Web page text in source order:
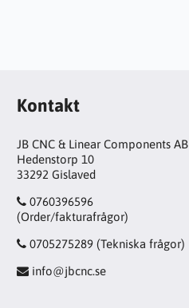
Kontakt
JB CNC & Linear Components AB
Hedenstorp 10
33292 Gislaved
0760396596
(Order/fakturafrågor)
0705275289 (Tekniska frågor)
info@jbcnc.se